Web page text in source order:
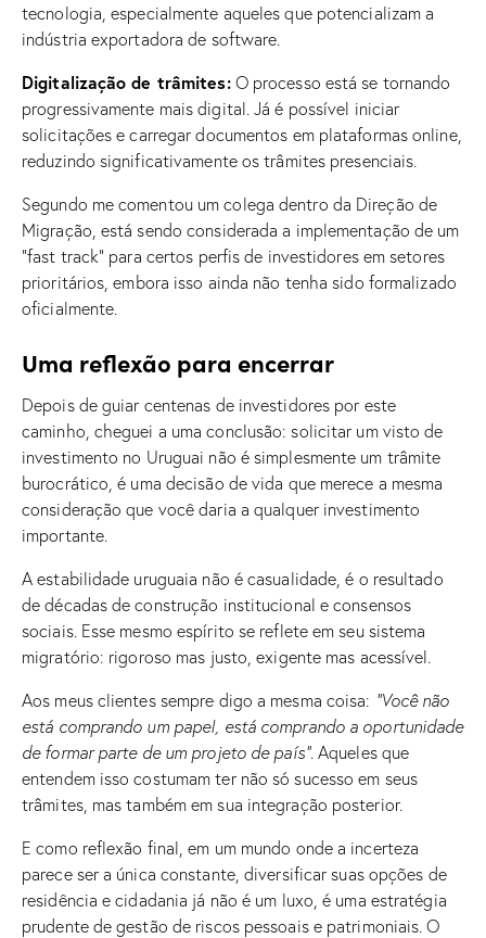
tecnologia, especialmente aqueles que potencializam a
indústria exportadora de software.
Digitalização de trâmites:O processo está se tornando
progressivamente mais digital. Já é possível iniciar
solicitações e carregar documentos em plataformas online,
reduzindo significativamente os trâmites presenciais.
Segundo me comentou um colega dentro da Direção de
Migração, está sendo considerada a implementação de um
“fast track” para certos perfis de investidores em setores
prioritários, embora isso ainda não tenha sido formalizado
oficialmente.
Uma reflexão para encerrar
Depois de guiar centenas de investidores por este
caminho, cheguei a uma conclusão: solicitar um visto de
investimento no Uruguai não é simplesmente um trâmite
burocrático, é uma decisão de vida que merece a mesma
consideração que você daria a qualquer investimento
importante.
A estabilidade uruguaia não é casualidade, é o resultado
de décadas de construção institucional e consensos
sociais. Esse mesmo espírito se reflete em seu sistema
migratório: rigoroso mas justo, exigente mas acessível.
Aos meus clientes sempre digo a mesma coisa: “Você não
está comprando um papel, está comprando a oportunidade
de formar parte de um projeto de país”. Aqueles que
entendem isso costumam ter não só sucesso em seus
trâmites, mas também em sua integração posterior.
E como reflexão final, em um mundo onde a incerteza
parece ser a única constante, diversificar suas opções de
residência e cidadania já não é um luxo, é uma estratégia
prudente de gestão de riscos pessoais e patrimoniais. O